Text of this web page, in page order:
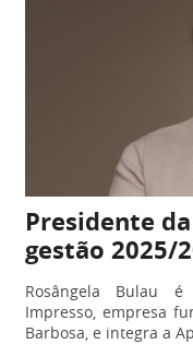
Presidente
gestão 2025/
Rosângela Bulau
Impresso, empresa
Barbosa, e integra a